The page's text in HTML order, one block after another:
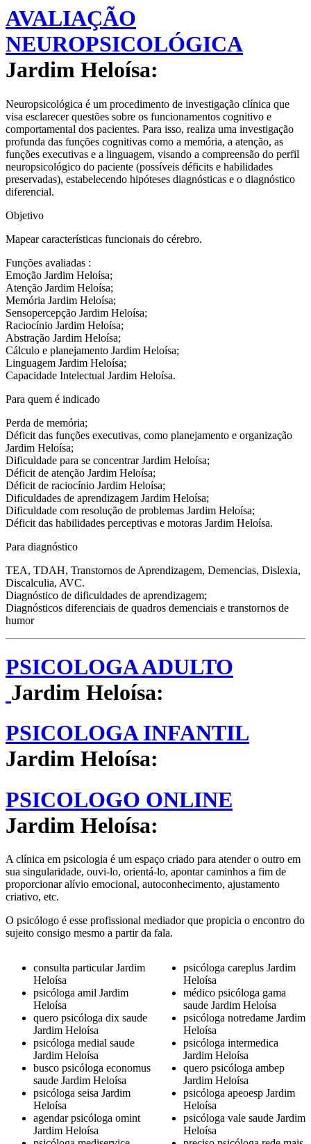
AVALIAÇÃO
NEUROPSICOLÓGICA
Jardim Heloísa:
Neuropsicológica é um procedimento de investigação clínica que
visa esclarecer questões sobre os funcionamentos cognitivo e
comportamental dos pacientes. Para isso, realiza uma investigação
profunda das funções cognitivas como a memória, a atenção, as
funções executivas e a linguagem, visando a compreensão do perfil
neuropsicológico do paciente (possíveis déficits e habilidades
preservadas), estabelecendo hipóteses diagnósticas e o diagnóstico
diferencial.
Objetivo
Mapear características funcionais do cérebro.
Funções avaliadas :
Emoção Jardim Heloísa;
Atenção Jardim Heloísa;
Memória Jardim Heloísa;
Sensopercepção Jardim Heloísa;
Raciocínio Jardim Heloísa;
Abstração Jardim Heloísa;
Cálculo e planejamento Jardim Heloísa;
Linguagem Jardim Heloísa;
Capacidade Intelectual Jardim Heloísa.
Para quem é indicado
Perda de memória;
Déficit das funções executivas, como planejamento e organização
Jardim Heloísa;
Dificuldade para se concentrar Jardim Heloísa;
Déficit de atenção Jardim Heloísa;
Déficit de raciocínio Jardim Heloísa;
Dificuldades de aprendizagem Jardim Heloísa;
Dificuldade com resolução de problemas Jardim Heloísa;
Déficit das habilidades perceptivas e motoras Jardim Heloísa.
Para diagnóstico
TEA, TDAH, Transtornos de Aprendizagem, Demencias, Dislexia,
Discalculia, AVC.
Diagnóstico de dificuldades de aprendizagem;
Diagnósticos diferenciais de quadros demenciais e transtornos de
humor
PSICOLOGA ADULTO
Jardim Heloísa:
PSICOLOGA INFANTIL
Jardim Heloísa:
PSICOLOGO ONLINE
Jardim Heloísa:
A clínica em psicologia é um espaço criado para atender o outro em
sua singularidade, ouvi-lo, orientá-lo, apontar caminhos a fim de
proporcionar alívio emocional, autoconhecimento, ajustamento
criativo, etc.
O psicólogo é esse profissional mediador que propicia o encontro do
sujeito consigo mesmo a partir da fala.
consulta particular Jardim
Heloísa
psicóloga amil Jardim
Heloísa
quero psicóloga dix saude
Jardim Heloísa
psicóloga medial saude
Jardim Heloísa
busco psicóloga economus
saude Jardim Heloísa
psicóloga seisa Jardim
Heloísa
agendar psicóloga omint
Jardim Heloísa
psicóloga careplus Jardim
Heloísa
médico psicóloga gama
saude Jardim Heloísa
psicóloga notredame Jardim
Heloísa
psicóloga intermedica
Jardim Heloísa
quero psicóloga ambep
Jardim Heloísa
psicóloga apeoesp Jardim
Heloísa
psicóloga vale saude Jardim
Heloísa